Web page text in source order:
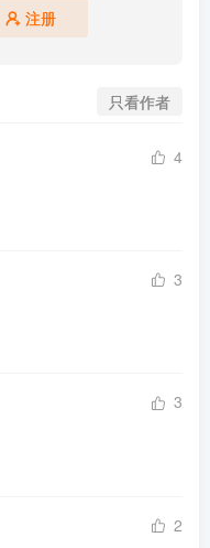
注册
只看作者
4
3
3
2